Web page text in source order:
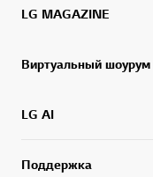
LG MAGAZINE
Виртуальный шоурум
LG AI
Поддержка